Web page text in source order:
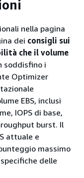
nella pagina
dei consigli sui
che il volume
soddisfino i
Optimizer
EBS, inclusi
IOPS di base,
burst. Il
attuale e
massimo
delle